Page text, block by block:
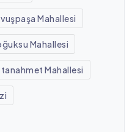
Mahallesi
Mahallesi
Mahallesi